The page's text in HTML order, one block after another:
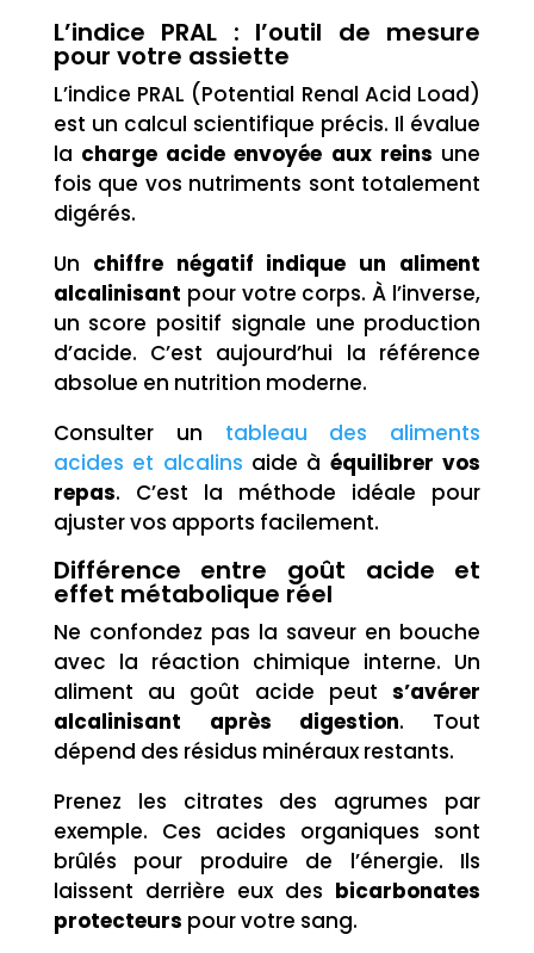
L’indice PRAL : l’outil de mesure
pour votre assiette
L’indice PRAL (Potential Renal Acid Load)
est un calcul scientifique précis. Il évalue
la charge acide envoyée aux reins une
fois que vos nutriments sont totalement
digérés.
Un chiffre négatif indique un aliment
alcalinisant pour votre corps. À l’inverse,
un score positif signale une production
d’acide. C’est aujourd’hui la référence
absolue en nutrition moderne.
Consulter un tableau des aliments
acides et alcalins aide à équilibrer vos
repas. C’est la méthode idéale pour
ajuster vos apports facilement.
Différence entre goût acide et
effet métabolique réel
Ne confondez pas la saveur en bouche
avec la réaction chimique interne. Un
aliment au goût acide peuts’avérer
alcalinisant après digestion. Tout
dépend des résidus minéraux restants.
Prenez les citrates des agrumes par
exemple. Ces acides organiques sont
brûlés pour produire de l’énergie. Ils
laissent derrière eux des bicarbonates
protecteurs pour votre sang.